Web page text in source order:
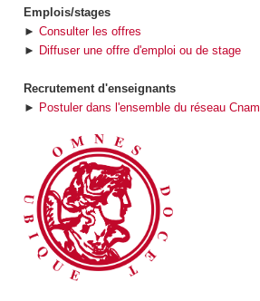
Emplois/stages
► Consulter les offres
► Diffuser une offre d'emploi ou de stage
Recrutement d'enseignants
► Postuler dans l'ensemble du réseau Cnam